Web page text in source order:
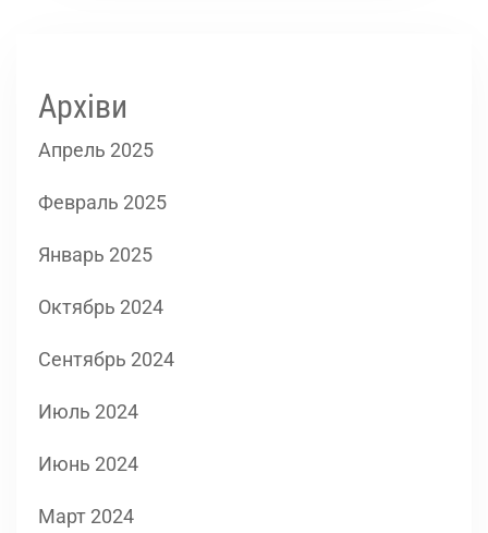
Архіви
Апрель 2025
Февраль 2025
Январь 2025
Октябрь 2024
Сентябрь 2024
Июль 2024
Июнь 2024
Март 2024